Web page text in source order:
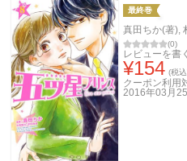
最終巻
真田ちか(著),
(0)
レビューを書く
¥154 (税
クーポン利用
2016年03月